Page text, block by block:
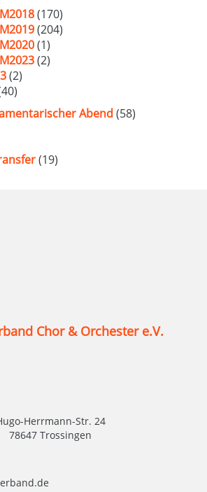
(170)
(204)
(1)
(2)
(2)
Abend (58)
(19)
Chor & Orchester e.V.
Herrmann-Str. 24
78647 Trossingen